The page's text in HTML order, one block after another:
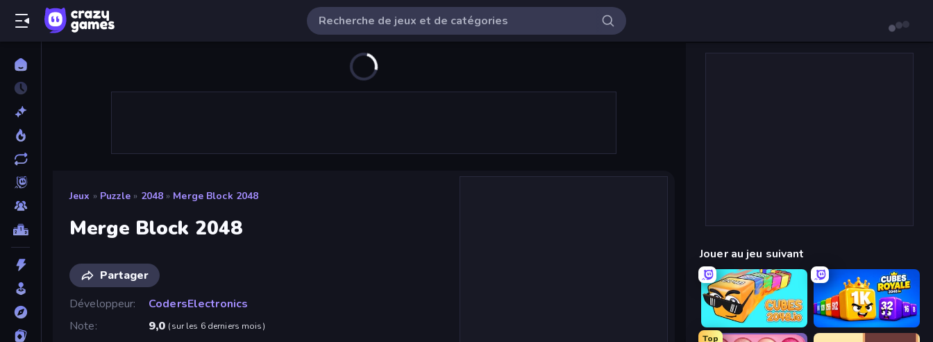
Jeux » Puzzle » 2048 » Merge Block 2048
Merge Block 2048
Partager
Développeur
CodersElectronics
Note
9,0 (sur les 6 derniers mois)
Jouer au jeu suivant
Cubes 2048.io Cubes 2048 Royale
Top